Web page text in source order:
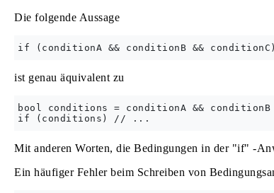
Die folgende Aussage
ist genau äquivalent zu
bool conditions = conditionA && conditionB
Mit anderen Worten, die Bedingungen in der "if" -
Ein häufiger Fehler beim Schreiben von